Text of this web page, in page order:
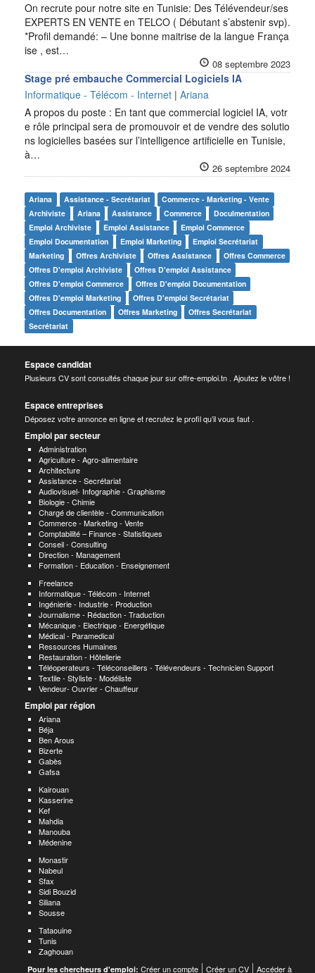
On recrute pour notre site en Tunisie: Des Télévendeur/ses
EXPERTS EN VENTE en TELCO ( Débutant s’abstenir svp).
*Profil demandé: – Une bonne maitrise de la langue França
ise , est…
08 septembre 2023
Stage pré embauche Commercial Logiciels IA
Informatique - Télécom - Internet | Ariana
A propos du poste : En tant que commercial logiciel IA, votr
e rôle principal sera de promouvoir et de vendre des solutio
ns logicielles basées sur l’intelligence artificielle en Tunisie,
à…
26 septembre 2024
Ariana Assistance - Secrétariat
Commerce - Marketing - Vente
Archiviste
Ariana Assistance Commerce
Doculmentation
Emploi Archiviste
Emploi Assistance
Emploi Commerce
Emploi Documentation
Emploi Marketing
Emploi Secrétariat
Marketing
Offres Archiviste Offres Assistance
Offres Commerce
Offres D'emploi Archiviste
Offres D'emploi Assistance
Offres D'emploi Commerce
Offres D'emploi Documentation
Offres D'emploi Marketing
Offres D'emploi Secrétariat
Offres Documentation
Offres Marketing
Offres Secrétariat
Secrétariat
Espace candidat
Plusieurs CV sont consultés chaque jour sur offre-emploi.tn . Ajoutez le vôtre !
Espace entreprises
Déposez votre annonce en ligne et recrutez le profil qu’il vous faut .
Emploi par secteur
Administration
Agriculture - Agro-alimentaire
Architecture
Assistance - Secrétariat
Audiovisuel- Infographie - Graphisme
Biologie - Chimie
Chargé de clientèle - Communication
Commerce - Marketing - Vente
Comptabilité – Finance - Statistiques
Conseil - Consulting
Direction - Management
Formation - Education - Enseignement
Freelance
Informatique - Télécom - Internet
Ingénierie - Industrie - Production
Journalisme - Rédaction - Traduction
Mécanique - Electrique - Energétique
Médical - Paramedical
Ressources Humaines
Restauration - Hôtellerie
Téléoperateurs - Téléconseillers - Télévendeurs - Technicien Support
Textile - Styliste - Modéliste
Vendeur- Ouvrier - Chauffeur
Emploi par région
Ariana
Béja
Ben Arous
Bizerte
Gabès
Gafsa
Kairouan
Kasserine
Kef
Mahdia
Manouba
Médenine
Monastir
Nabeul
Sfax
Sidi Bouzid
Siliana
Sousse
Tataouine
Tunis
Zaghouan
Pour les chercheurs d'emploi: Créer un compte Créer un CV Accéder à